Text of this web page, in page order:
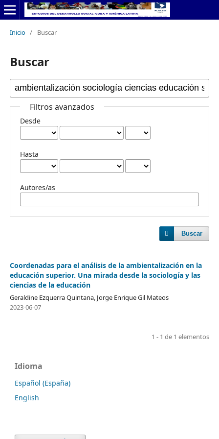
Inicio / Buscar
Buscar
Filtros avanzados
Desde
Hasta
Autores/as
Buscar
Coordenadas para el análisis de la ambientalización en la
educación superior. Una mirada desde la sociología y las
ciencias de la educación
Geraldine Ezquerra Quintana, Jorge Enrique Gil Mateos
2023-06-07
1 - 1 de 1 elementos
Idioma
Español (España)
English